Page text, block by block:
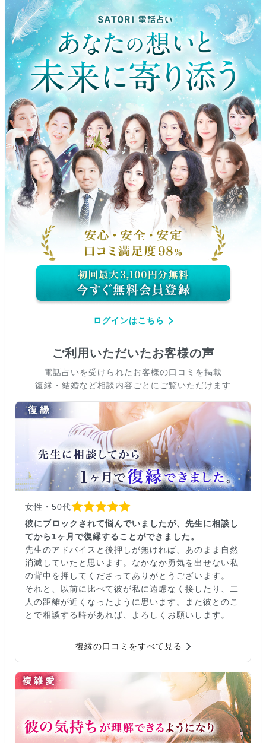
ログインはこちら
ご利用いただいたお客様の声
電話占いを受けられたお客様の口コミを掲載
復縁・結婚など相談内容ごとにご覧いただけます
女性・50代
彼にブロックされて悩んでいましたが、先生に相談し
てから1ヶ月で復縁することができました。
先生のアドバイスと後押しが無ければ、あのまま自然
消滅していたと思います。なかなか勇気を出せない私
の背中を押してくださってありがとうございます。
それと、以前に比べて彼が私に遠慮なく接したり、二
人の距離が近くなったように思います。また彼とのこ
とで相談する時があれば、よろしくお願いします。
復縁の口コミをすべて見る